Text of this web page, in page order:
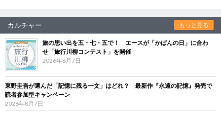
カルチャー もっと見る
旅の思い出を五・七・五で！ エースが「かばんの日」に合わ
せ「旅行川柳コンテスト」を開催
2026年8月7日
東野圭吾が選んだ「記憶に残る一文」はどれ？ 最新作『永遠の記憶』発売で
読者参加型キャンペーン
2026年8月7日